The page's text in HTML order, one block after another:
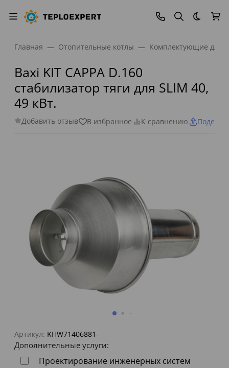
Темная
Главная Отопительные котлы Комплектующие для
Baxi KIT CAPPA D.160
стабилизатор тяги для SLIM 40,
49 кВт.
Добавить отзыв В избранное К сравнению
Артикул: KHW71406881-
Дополнительные услуги:
Проектирование инженерных систем